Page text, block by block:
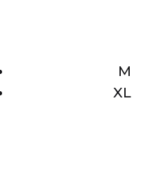
M
XL